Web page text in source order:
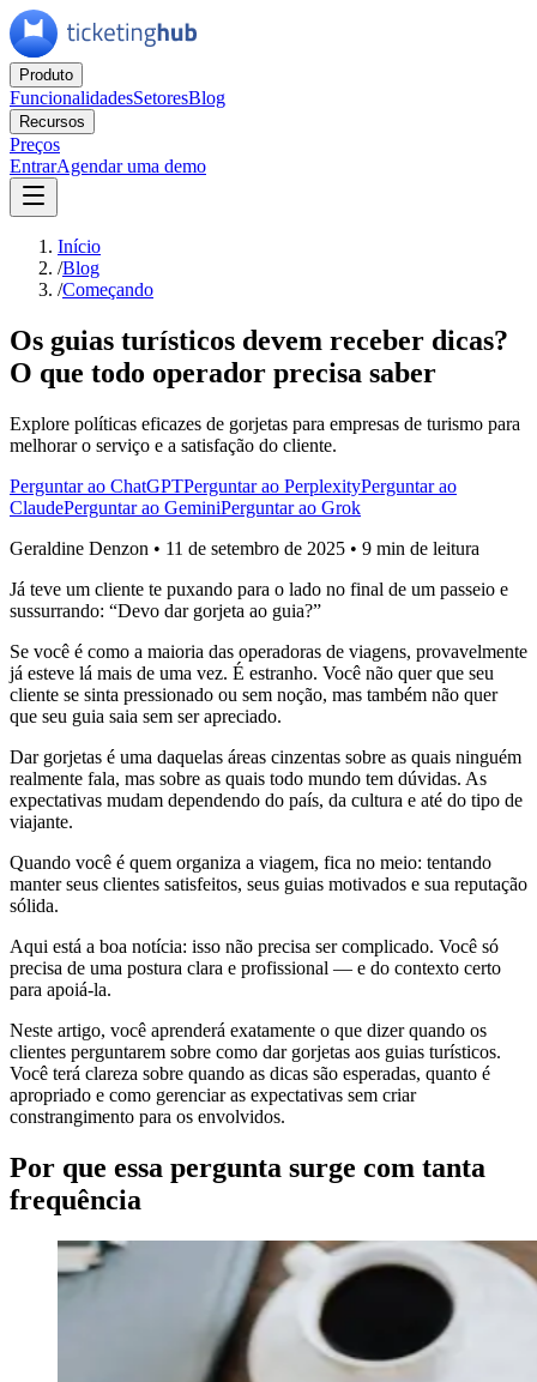
Produto
FuncionalidadesSetoresBlog
Recursos
Preços
EntrarAgendar uma demo
Início
/Blog
/Começando
Os guias turísticos devem receber dicas?
O que todo operador precisa saber
Explore políticas eficazes de gorjetas para empresas de turismo para
melhorar o serviço e a satisfação do cliente.
Perguntar ao ChatGPTPerguntar ao PerplexityPerguntar ao
ClaudePerguntar ao GeminiPerguntar ao Grok
Geraldine Denzon • 11 de setembro de 2025 • 9 min de leitura
Já teve um cliente te puxando para o lado no final de um passeio e
sussurrando: “Devo dar gorjeta ao guia?”
Se você é como a maioria das operadoras de viagens, provavelmente
já esteve lá mais de uma vez. É estranho. Você não quer que seu
cliente se sinta pressionado ou sem noção, mas também não quer
que seu guia saia sem ser apreciado.
Dar gorjetas é uma daquelas áreas cinzentas sobre as quais ninguém
realmente fala, mas sobre as quais todo mundo tem dúvidas. As
expectativas mudam dependendo do país, da cultura e até do tipo de
viajante.
Quando você é quem organiza a viagem, fica no meio: tentando
manter seus clientes satisfeitos, seus guias motivados e sua reputação
sólida.
Aqui está a boa notícia: isso não precisa ser complicado. Você só
precisa de uma postura clara e profissional — e do contexto certo
para apoiá-la.
Neste artigo, você aprenderá exatamente o que dizer quando os
clientes perguntarem sobre como dar gorjetas aos guias turísticos.
Você terá clareza sobre quando as dicas são esperadas, quanto é
apropriado e como gerenciar as expectativas sem criar
constrangimento para os envolvidos.
Por que essa pergunta surge com tanta
frequência